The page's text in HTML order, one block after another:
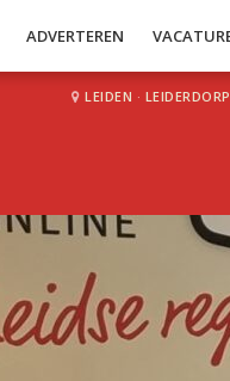
ADVERTEREN
LEIDEN · LEIDERDORP